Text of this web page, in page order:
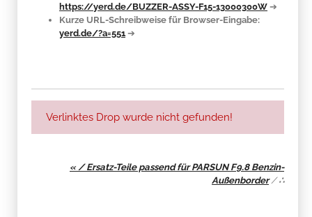
https://yerd.de/BUZZER-ASSY-F15-13000300W ➔
Kurze URL-Schreibweise für Browser-Eingabe:
yerd.de/?a=551 ➔
Verlinktes Drop wurde nicht gefunden!
« / Ersatz-Teile passend für PARSUN F9.8 Benzin-
Außenborder/∴